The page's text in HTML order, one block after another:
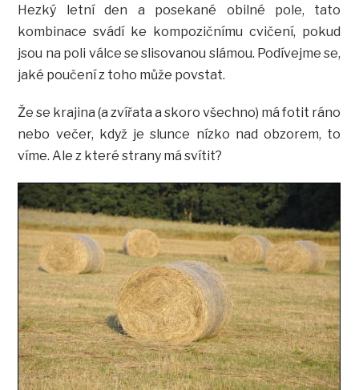
Hezký letní den a posekané obilné pole, tato
kombinace svádí ke kompozičnímu cvičení, pokud
jsou na poli válce se slisovanou slámou. Podívejme se,
jaké poučení z toho může povstat.
Že se krajina (a zvířata a skoro všechno) má fotit ráno
nebo večer, když je slunce nízko nad obzorem, to
víme. Ale z které strany má svítit?